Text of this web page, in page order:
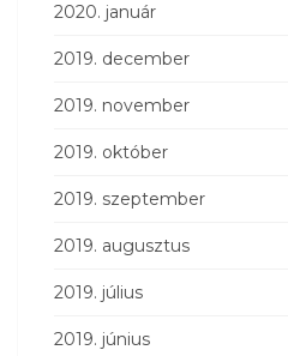
2020. január
2019. december
2019. november
2019. október
2019. szeptember
2019. augusztus
2019. július
2019. június